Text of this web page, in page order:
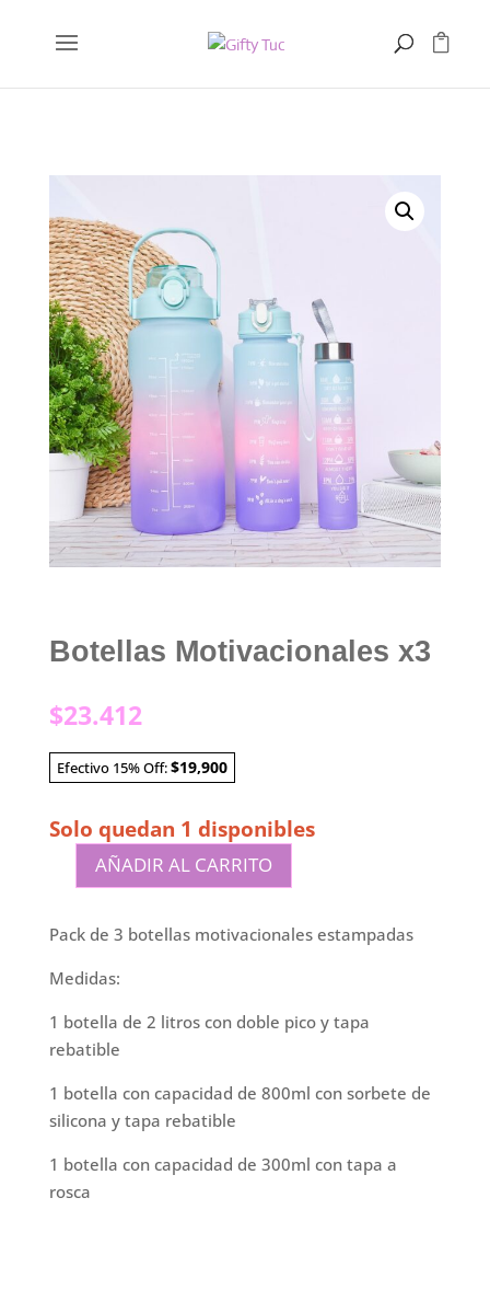
Botellas Motivacionales x3
$23.412
Efectivo 15% Off:$19,900
Solo quedan 1 disponibles
Botellas
x3
AÑADIR AL CARRITO
Pack de 3 botellas motivacionales estampadas
Medidas:
1 botella de 2 litros con doble pico y tapa
rebatible
1 botella con capacidad de 800ml con sorbete de
silicona y tapa rebatible
1 botella con capacidad de 300ml con tapa a
rosca